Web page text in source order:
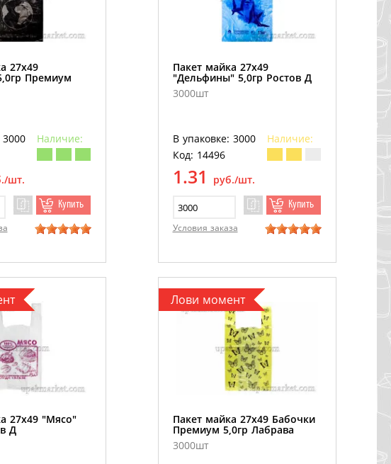
27х49
Премиум
3000
Наличие:
шт.
Купить
Пакет майка 27х49
"Дельфины" 5,0гр Ростов Д
3000шт
В упаковке: 3000
Наличие:
Код: 14496
1.31 руб./шт.
Купить
Условия заказа
27х49 "Мясо"
Д
Лови момент
Пакет майка 27х49 Бабочки
Премиум 5,0гр Лабрава
3000шт